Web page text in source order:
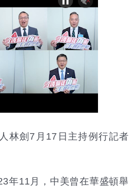
林劍7月17日主持例行記者
年11月，中美曾在華盛頓舉